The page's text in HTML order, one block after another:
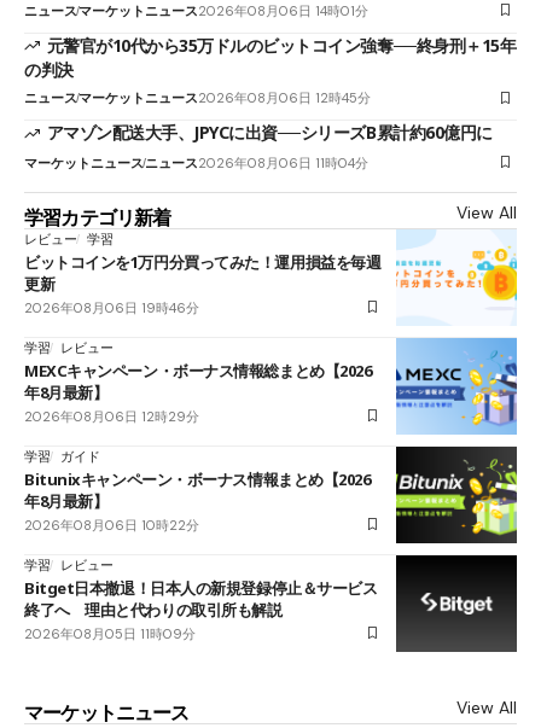
ニュースマーケットニュース2026年08月06日 14時01分
元警官が10代から35万ドルのビットコイン強奪──終身刑＋15年
の判決
ニュースマーケットニュース2026年08月06日 12時45分
アマゾン配送大手、JPYCに出資──シリーズB累計約60億円に
マーケットニュースニュース2026年08月06日 11時04分
学習カテゴリ新着 View All
レビュー 学習
ビットコインを1万円分買ってみた！運用損益を毎週
更新
2026年08月06日 19時46分
学習 レビュー
MEXCキャンペーン・ボーナス情報総まとめ【2026
年8月最新】
2026年08月06日 12時29分
学習 ガイド
Bitunixキャンペーン・ボーナス情報まとめ【2026
年8月最新】
2026年08月06日 10時22分
学習 レビュー
Bitget日本撤退！日本人の新規登録停止＆サービス
終了へ 理由と代わりの取引所も解説
2026年08月05日 11時09分
マーケットニュース View All